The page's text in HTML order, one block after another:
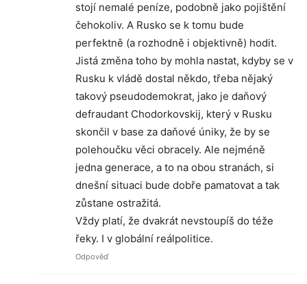
stojí nemalé peníze, podobně jako pojištění
čehokoliv. A Rusko se k tomu bude
perfektně (a rozhodně i objektivně) hodit.
Jistá změna toho by mohla nastat, kdyby se v
Rusku k vládě dostal někdo, třeba nějaký
takový pseudodemokrat, jako je daňový
defraudant Chodorkovskij, který v Rusku
skončil v base za daňové úniky, že by se
polehoučku věci obracely. Ale nejméně
jedna generace, a to na obou stranách, si
dnešní situaci bude dobře pamatovat a tak
zůstane ostražitá.
Vždy platí, že dvakrát nevstoupíš do téže
řeky. I v globální reálpolitice.
Odpověď